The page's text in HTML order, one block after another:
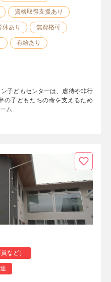
資格取得支援あり
休あり 無資格可
有給あり
子どもセンターは、虐待や非行
の子どもたちの命を支えるため
ム…
など）